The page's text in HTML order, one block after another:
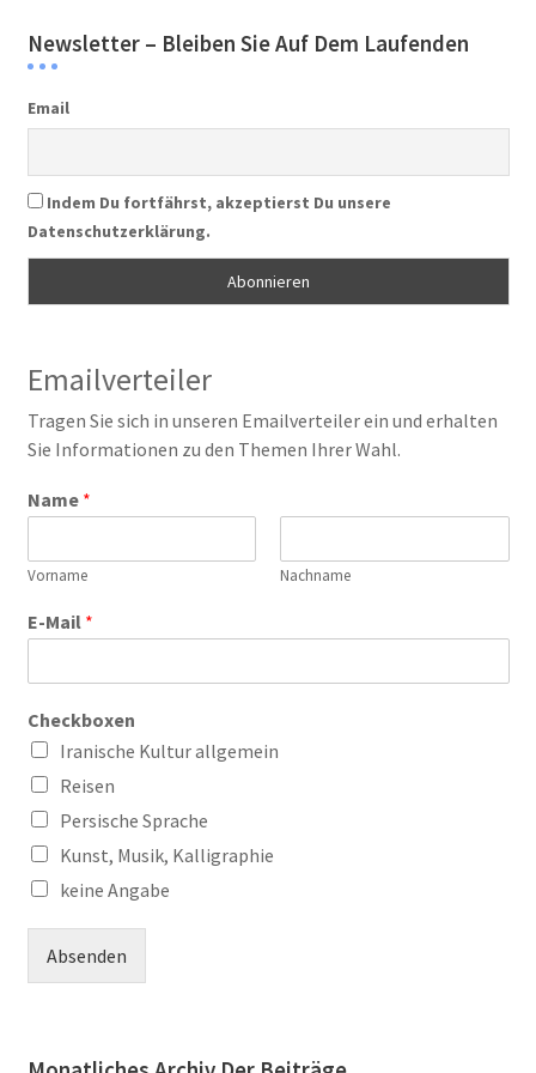
Newsletter – Bleiben Sie Auf Dem Laufenden
Email
Indem Du fortfährst, akzeptierst Du unsere
Datenschutzerklärung.
Emailverteiler
Tragen Sie sich in unseren Emailverteiler ein und erhalten
Sie Informationen zu den Themen Ihrer Wahl.
Name *
Vorname Nachname
E-Mail *
Checkboxen
Iranische Kultur allgemein
Reisen
Persische Sprache
Kunst, Musik, Kalligraphie
keine Angabe
Absenden